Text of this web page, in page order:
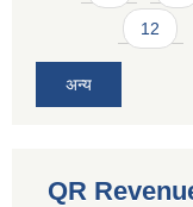
12
अन्य
QR